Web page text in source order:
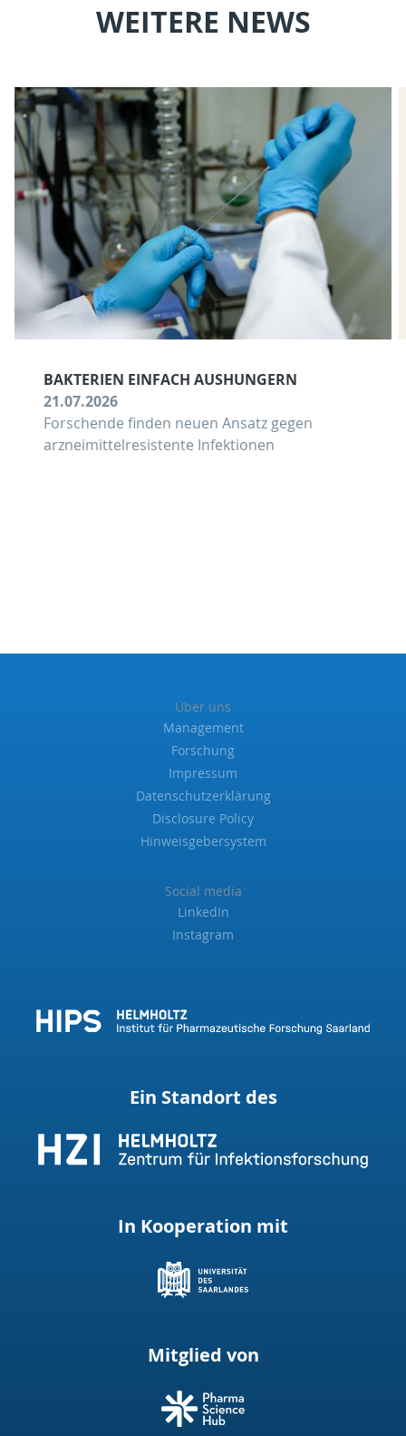
WEITERE NEWS
BAKTERIEN EINFACH AUSHUNGERN
21.07.2026
Forschende finden neuen Ansatz gegen
arzneimittelresistente Infektionen
Über uns
Management
Forschung
Impressum
Datenschutzerklärung
Disclosure Policy
Hinweisgebersystem
Social media
LinkedIn
Instagram
Ein Standort des
In Kooperation mit
Mitglied von